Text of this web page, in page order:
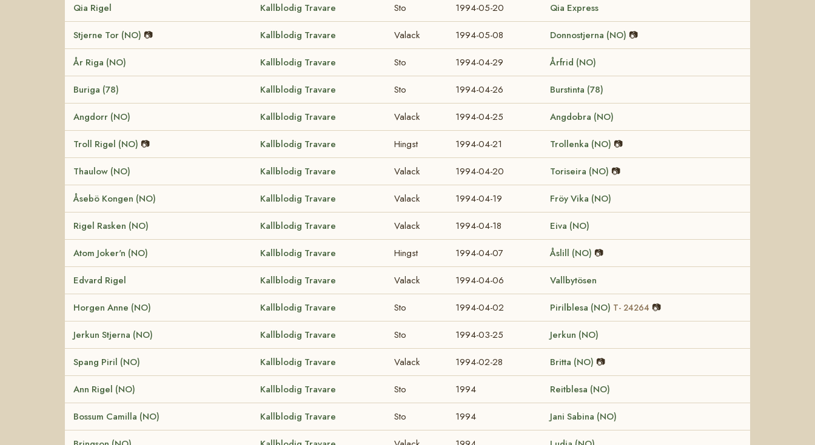
Qia Rigel Kallblodig Travare Sto 1994-05-20 Qia Express
Stjerne Tor (NO) 📷 Kallblodig Travare Valack 1994-05-08 Donnostjerna (NO) 📷
År Riga (NO) Kallblodig Travare Sto 1994-04-29 Årfrid (NO)
Buriga (78) Kallblodig Travare Sto 1994-04-26 Burstinta (78)
Angdorr (NO) Kallblodig Travare Valack 1994-04-25 Angdobra (NO)
Troll Rigel (NO) 📷 Kallblodig Travare Hingst 1994-04-21 Trollenka (NO) 📷
Thaulow (NO) Kallblodig Travare Valack 1994-04-20 Toriseira (NO) 📷
Åsebö Kongen (NO) Kallblodig Travare Valack 1994-04-19 Fröy Vika (NO)
Rigel Rasken (NO) Kallblodig Travare Valack 1994-04-18 Eiva (NO)
Atom Joker'n (NO) Kallblodig Travare Hingst 1994-04-07 Åslill (NO) 📷
Edvard Rigel Kallblodig Travare Valack 1994-04-06 Vallbytösen
Horgen Anne (NO) Kallblodig Travare Sto 1994-04-02 Pirilblesa (NO) T- 24264 📷
Jerkun Stjerna (NO) Kallblodig Travare Sto 1994-03-25 Jerkun (NO)
Spang Piril (NO) Kallblodig Travare Valack 1994-02-28 Britta (NO) 📷
Ann Rigel (NO) Kallblodig Travare Sto 1994 Reitblesa (NO)
Bossum Camilla (NO) Kallblodig Travare Sto 1994 Jani Sabina (NO)